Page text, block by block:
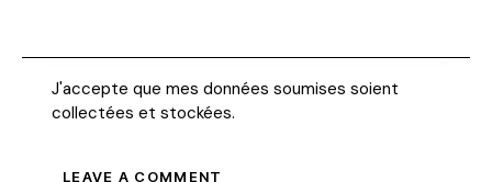
J'accepte que mes données soumises soient
collectées et stockées.